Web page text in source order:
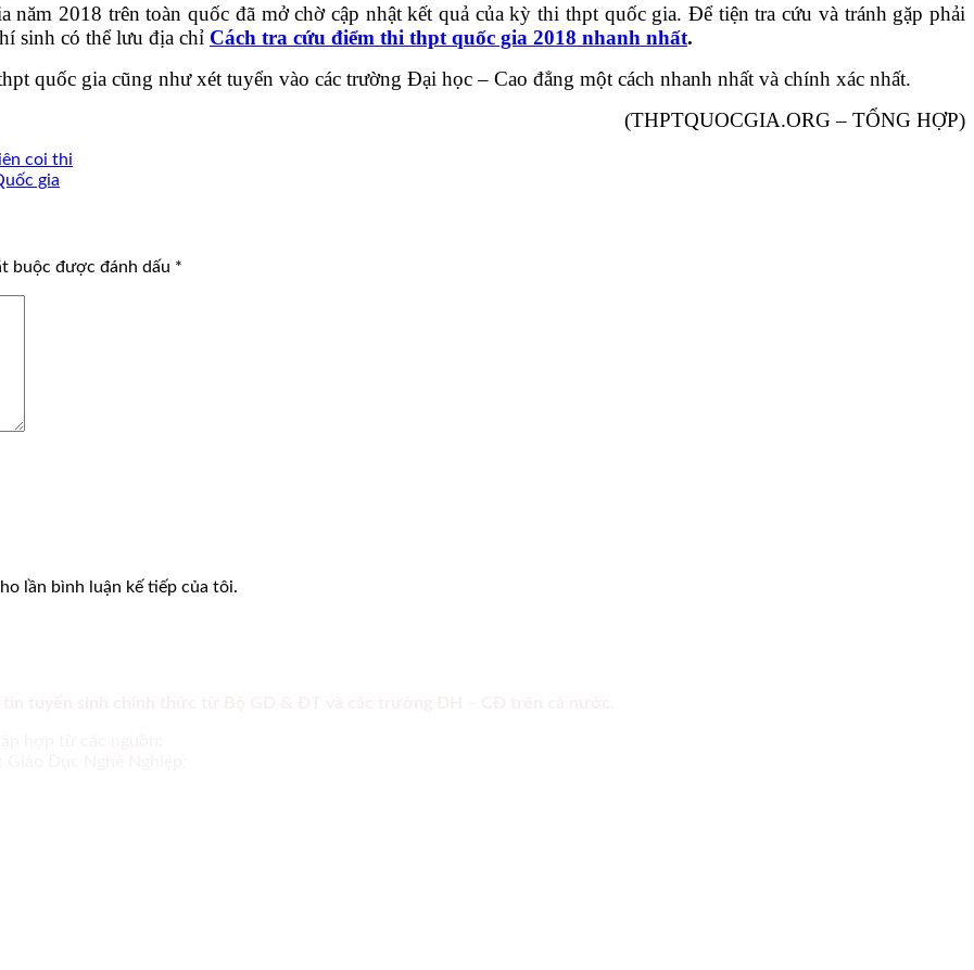
2018 trên toàn quốc đã mở chờ cập nhật kết quả của kỳ thi thpt quốc gia. Để tiện tra cứu và tránh gặp phải
sinh có thể lưu địa chỉ Cách tra cứu điểm thi thpt quốc gia 2018 nhanh nhất.
quốc gia cũng như xét tuyển vào các trường Đại học – Cao đẳng một cách nhanh nhất và chính xác nhất.
(THPTQUOCGIA.ORG – TỔNG HỢP)
coi thi
gia
buộc được đánh dấu *
lần bình luận kế tiếp của tôi.